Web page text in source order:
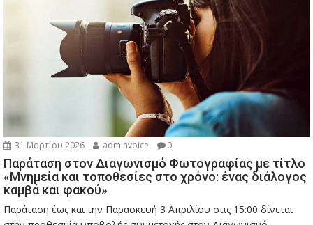
31 Μαρτίου 2026 adminvoice 0
Παράταση στον Διαγωνισμό Φωτογραφίας με τίτλο
«Μνημεία και τοποθεσίες στο χρόνο: ένας διάλογος
καμβά και φακού»
Παράταση έως και την Παρασκευή 3 Απριλίου στις 15:00 δίνεται